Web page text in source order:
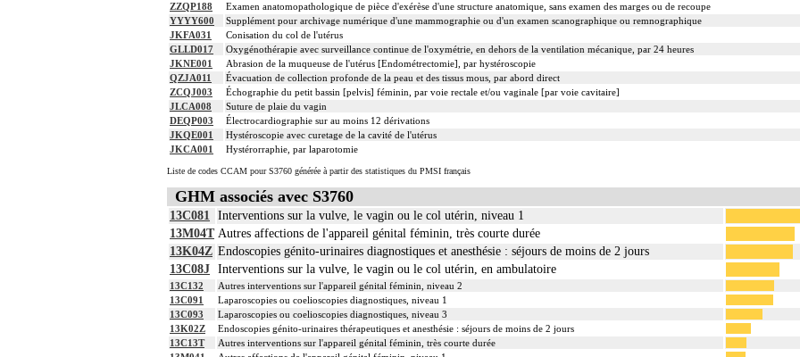
ZZQP188
Examen anatomopathologique de pièce d'exérèse d'une structure anatomique, sans examen des marges ou de recoupe
YYYY600
Supplément pour archivage numérique d'une mammographie ou d'un examen scanographique ou remnographique
JKFA031
Conisation du col de l'utérus
GLLD017
Oxygénothérapie avec surveillance continue de l'oxymétrie, en dehors de la ventilation mécanique, par 24 heures
JKNE001
Abrasion de la muqueuse de l'utérus [Endométrectomie], par hystéroscopie
QZJA011
Évacuation de collection profonde de la peau et des tissus mous, par abord direct
ZCQJ003
Échographie du petit bassin [pelvis] féminin, par voie rectale et/ou vaginale [par voie cavitaire]
JLCA008
Suture de plaie du vagin
DEQP003
Électrocardiographie sur au moins 12 dérivations
JKQE001
Hystéroscopie avec curetage de la cavité de l'utérus
JKCA001
Hystérorraphie, par laparotomie
Liste de codes CCAM pour S3760 générée à partir des statistiques du PMSI français
GHM associés avec S3760
13C081
Interventions sur la vulve, le vagin ou le col utérin, niveau 1
13M04T Autres affections de l'appareil génital féminin, très courte durée
13K04Z Endoscopies génito-urinaires diagnostiques et anesthésie : séjours de moins de 2 jours
13C08J Interventions sur la vulve, le vagin ou le col utérin, en ambulatoire
13C132
Autres interventions sur l'appareil génital féminin, niveau 2
13C091
Laparoscopies ou coelioscopies diagnostiques, niveau 1
13C093
Laparoscopies ou coelioscopies diagnostiques, niveau 3
13K02Z
Endoscopies génito-urinaires thérapeutiques et anesthésie : séjours de moins de 2 jours
13C13T
Autres interventions sur l'appareil génital féminin, très courte durée